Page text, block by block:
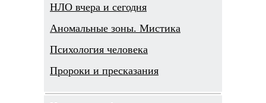
НЛО вчера и сегодня
Аномальные зоны. Мистика
Психология человека
Пророки и пресказания